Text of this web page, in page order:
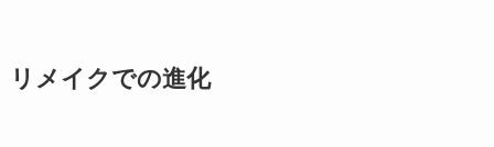
リメイクでの進化